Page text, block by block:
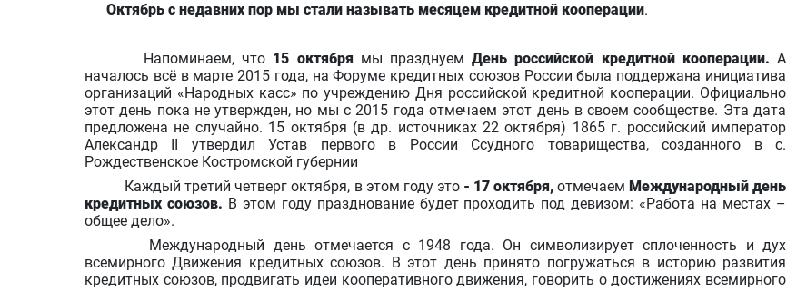
Октябрь с недавних пор мы стали называть месяцем кредитной кооперации.
Напоминаем, что 15 октября мы празднуемДень российской кредитной кооперации.А
началось всё в марте 2015 года, на Форуме кредитных союзов России была поддержана инициатива
организаций «Народных касс» по учреждению Дня российской кредитной кооперации. Официально
этот день пока не утвержден, но мы с 2015 года отмечаем этот день в своем сообществе. Эта дата
предложена не случайно. 15 октября (в др. источниках 22 октября) 1865 г. российский император
Александр II утвердил Устав первого в России Ссудного товарищества, созданного в с.
Рождественское Костромской губернии
Каждый третий четверг октября, в этом году это- 17 октября, отмечаем Международный день
кредитных союзов. В этом году празднование будет проходить под девизом: «Работа на местах –
общее дело».
Международный день отмечается с 1948 года. Он символизирует сплоченность и дух
всемирного Движения кредитных союзов. В этот день принято погружаться в историю развития
кредитных союзов, продвигать идеи кооперативного движения, говорить о достижениях всемирного